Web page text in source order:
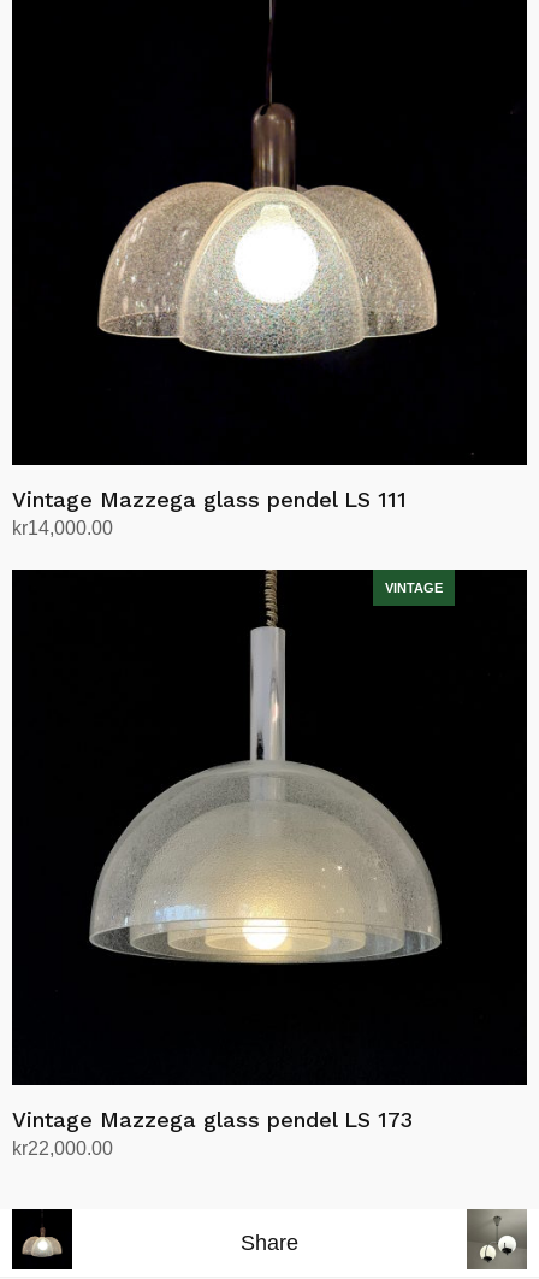
Vintage Mazzega glass pendel LS 111
kr14,000.00
Vintage Mazzega glass pendel LS 173
kr22,000.00
Share